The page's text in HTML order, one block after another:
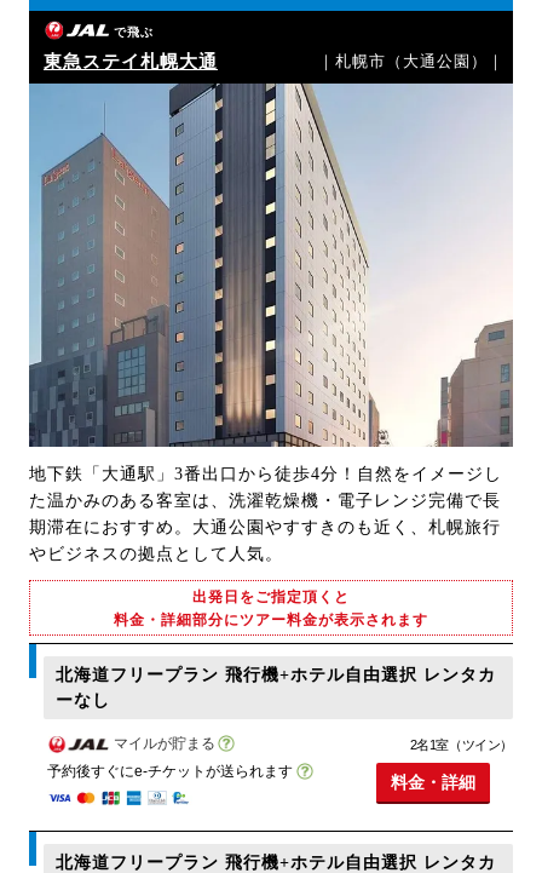
で飛ぶ
東急ステイ札幌大通 ｜札幌市（大通公園）｜
地下鉄「大通駅」3番出口から徒歩4分！自然をイメージし
た温かみのある客室は、洗濯乾燥機・電子レンジ完備で長
期滞在におすすめ。大通公園やすすきのも近く、札幌旅行
やビジネスの拠点として人気。
出発日をご指定頂くと
料金・詳細部分にツアー料金が表示されます
北海道フリープラン 飛行機+ホテル自由選択 レンタカ
ーなし
マイルが貯まる
予約後すぐにe-チケットが送られます
2名1室（ツイン）
料金・詳細
北海道フリープラン 飛行機+ホテル自由選択 レンタカ